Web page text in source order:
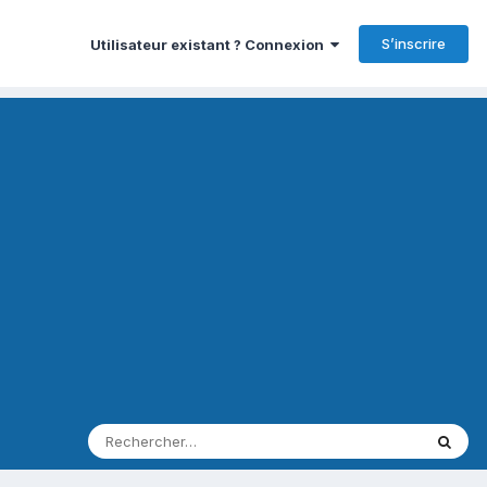
Utilisateur existant ? Connexion S’inscrire